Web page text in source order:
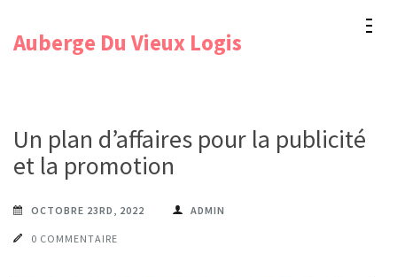
Auberge Du Vieux Logis
Un plan d’affaires pour la publicité
et la promotion
OCTOBRE 23RD, 2022 ADMIN
0 COMMENTAIRE